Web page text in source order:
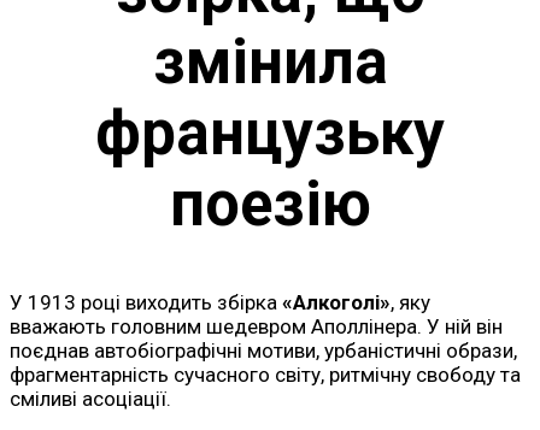
змінила
французьку
поезію
У 1913 році виходить збірка «Алкоголі», яку
вважають головним шедевром Аполлінера. У ній він
поєднав автобіографічні мотиви, урбаністичні образи,
фрагментарність сучасного світу, ритмічну свободу та
сміливі асоціації.